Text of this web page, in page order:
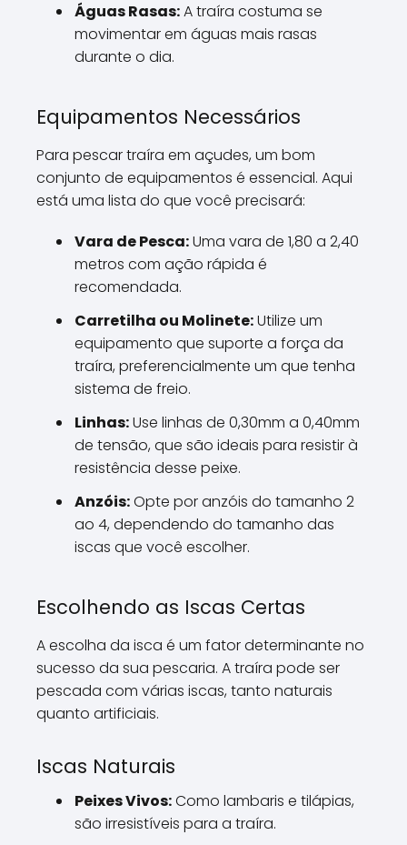
Águas Rasas:A traíra costuma se
movimentar em águas mais rasas
durante o dia.
Equipamentos Necessários
Para pescar traíra em açudes, um bom
conjunto de equipamentos é essencial. Aqui
está uma lista do que você precisará:
Vara de Pesca:Uma vara de 1,80 a 2,40
metros com ação rápida é
recomendada.
Carretilha ou Molinete:Utilize um
equipamento que suporte a força da
traíra, preferencialmente um que tenha
sistema de freio.
Linhas:Use linhas de 0,30mm a 0,40mm
de tensão, que são ideais para resistir à
resistência desse peixe.
Anzóis:Opte por anzóis do tamanho 2
ao 4, dependendo do tamanho das
iscas que você escolher.
Escolhendo as Iscas Certas
A escolha da isca é um fator determinante no
sucesso da sua pescaria. A traíra pode ser
pescada com várias iscas, tanto naturais
quanto artificiais.
Iscas Naturais
Peixes Vivos:Como lambaris e tilápias,
são irresistíveis para a traíra.